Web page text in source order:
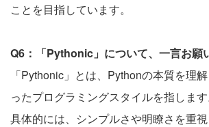
ことを目指しています。
Q6：「Pythonic」について、一言お願
「Pythonic」とは、Pythonの本質を理
ったプログラミングスタイルを指します
具体的には、シンプルさや明瞭さを重